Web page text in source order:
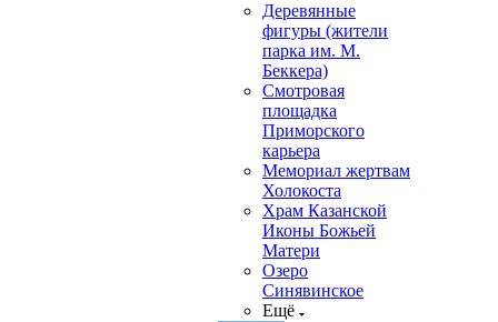
Деревянные
фигуры (жители
парка им. М.
Беккера)
Смотровая
площадка
Приморского
карьера
Мемориал жертвам
Холокоста
Храм Казанской
Иконы Божьей
Матери
Озеро
Синявинское
Ещё